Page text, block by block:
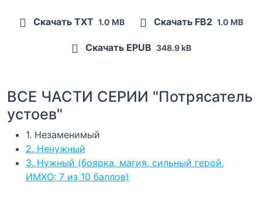
Скачать TXT 1.0 MB Скачать FB2 1.0 MB
Скачать EPUB 348.9 kB
ВСЕ ЧАСТИ СЕРИИ "Потрясатель
устоев"
1. Незаменимый
2. Ненужный
3. Нужный (боярка, магия, сильный герой,
ИМХО: 7 из 10 баллов)